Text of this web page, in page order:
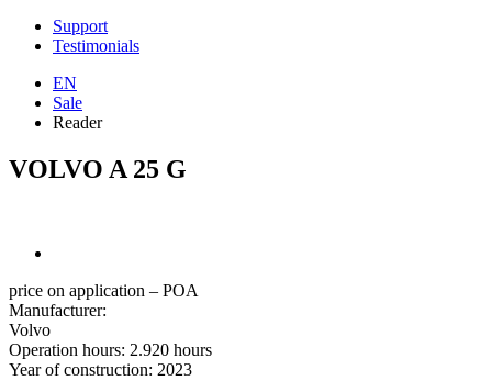
Support
Testimonials
EN
Sale
Reader
VOLVO A 25 G
price on application – POA
Manufacturer:
Volvo
Operation hours: 2.920 hours
Year of construction: 2023